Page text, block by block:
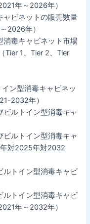
年～2026年）
ャビネットの販売数量
2026年）
消毒キャビネット市場
Tier 1、Tier 2、Tier
ン型消毒キャビネッ
2032年）
ルトイン型消毒キャ
ルトイン型消毒キャ
対2025年対2032
ルトイン型消毒キャビ
ルトイン型消毒キャビ
年～2032年）